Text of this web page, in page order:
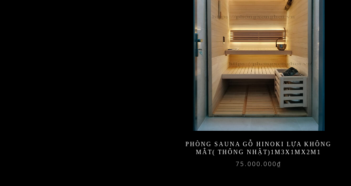
PHÒNG SAUNA GỖ HINOKI LỰA KHÔNG
MẮT( THÔNG NHẬT)1M3X1MX2M1
75.000.000₫